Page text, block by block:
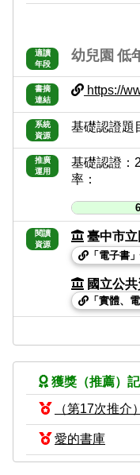
適讀
年段
幼兒園 低
書摘
連結
https://
系統
資源
基礎認證題
推廣
運用
基礎認證：
率：
閱讀
資源
臺中市
「電子書
國立公
「實體、
獲獎（推薦）
（第17次推
愛的書庫